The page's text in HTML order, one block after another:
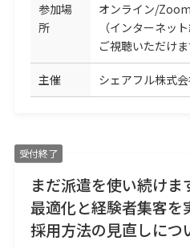
参加場
所
オンライン/Zoom
（インターネッ
ご視聴いただけま
主催 シェアフル株式
受付終了
まだ派遣を使い続けま
最適化と経験者集客を
採用方法の見直しにつ